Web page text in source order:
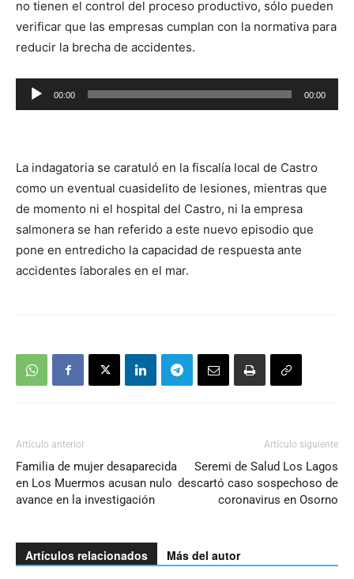
no tienen el control del proceso productivo, sólo pueden
verificar que las empresas cumplan con la normativa para
reducir la brecha de accidentes.
Reproductor
de
00:00 00:00
La indagatoria se caratuló en la fiscalía local de Castro
como un eventual cuasidelito de lesiones, mientras que
de momento ni el hospital del Castro, ni la empresa
salmonera se han referido a este nuevo episodio que
pone en entredicho la capacidad de respuesta ante
accidentes laborales en el mar.
Artículo anterior
Familia de mujer desaparecida
en Los Muermos acusan nulo
avance en la investigación
Artículo siguiente
Seremi de Salud Los Lagos
descartó caso sospechoso de
coronavirus en Osorno
Artículos relacionados Más del autor